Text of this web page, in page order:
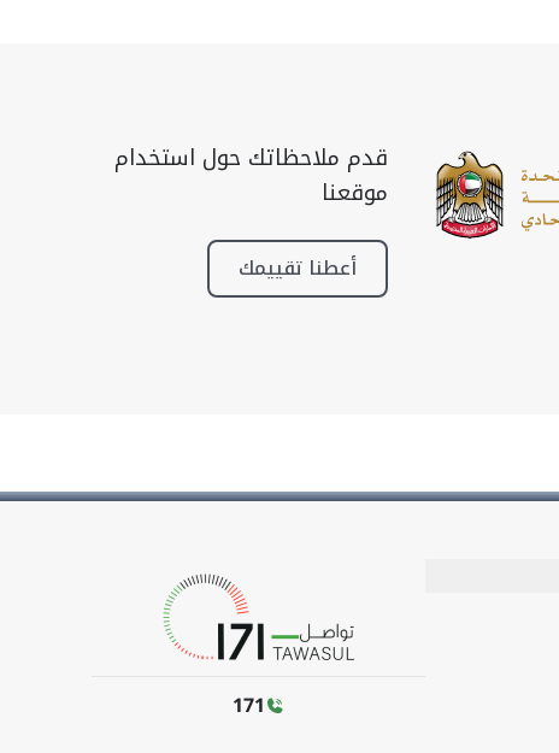
قدم ملاحظاتك حول استخدام
موقعنا
أعطنا تقييمك
171